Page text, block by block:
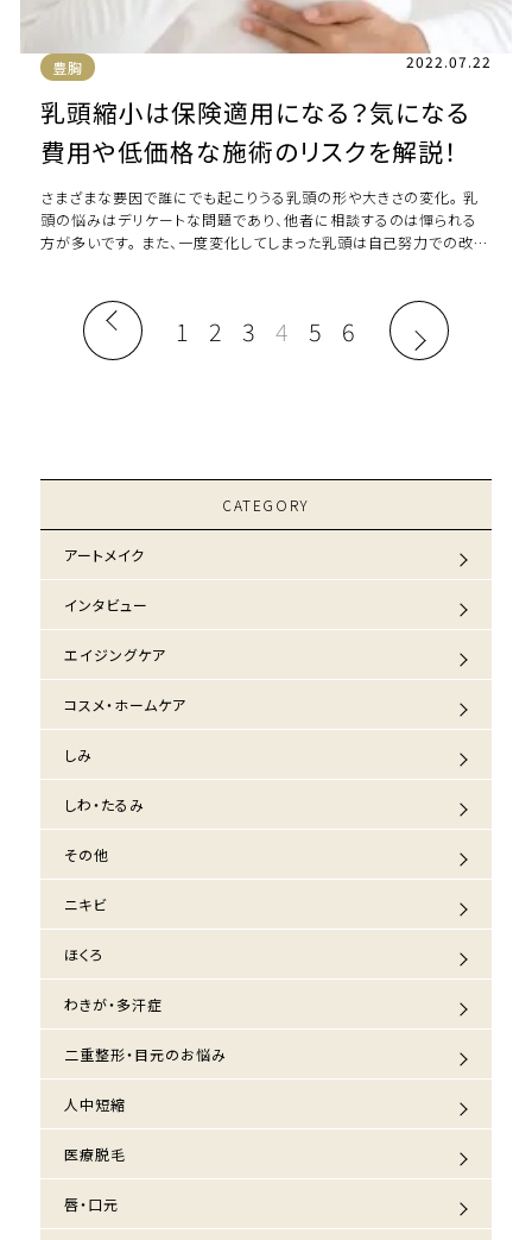
豊胸 2022.07.22
乳頭縮小は保険適用になる？気になる
費用や低価格な施術のリスクを解説！
さまざまな要因で誰にでも起こりうる乳頭の形や大きさの変化。 乳
頭の悩みはデリケートな問題であり、他者に相談するのは憚られる
方が多いです。 また、一度変化してしまった乳頭は自己努力での改善
1 2 3 4 5 6
CATEGORY
アートメイク
インタビュー
エイジングケア
コスメ・ホームケア
しみ
しわ・たるみ
その他
ニキビ
ほくろ
わきが・多汗症
二重整形・目元のお悩み
人中短縮
医療脱毛
唇・口元